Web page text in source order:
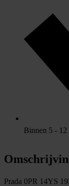
Binnen 5 - 12
Prada 0PR 14YS